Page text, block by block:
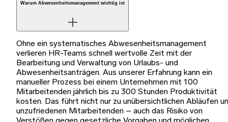
Warum Abwesenheitsmanagement wichtig ist
Ohne ein systematisches Abwesenheitsmanagement
verlieren HR-Teams schnell wertvolle Zeit mit der
Bearbeitung und Verwaltung von Urlaubs- und
Abwesenheitsanträgen. Aus unserer Erfahrung kann ein
manueller Prozess bei einem Unternehmen mit 100
Mitarbeitenden jährlich bis zu 300 Stunden Produktivität
kosten. Das führt nicht nur zu unübersichtlichen Abläufen
unzufriedenen Mitarbeitenden – auch das Risiko von